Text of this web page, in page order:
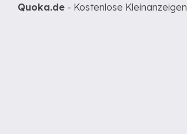
Quoka.de - Kostenlose Kleinanzeigen